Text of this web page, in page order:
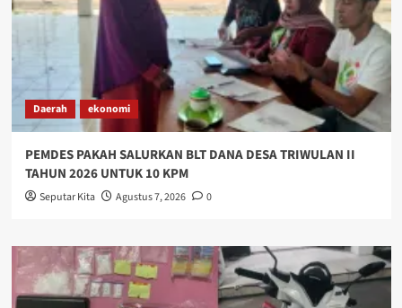
Daerah ekonomi
PEMDES PAKAH SALURKAN BLT DANA DESA TRIWULAN II
TAHUN 2026 UNTUK 10 KPM
Seputar Kita Agustus 7, 2026 0